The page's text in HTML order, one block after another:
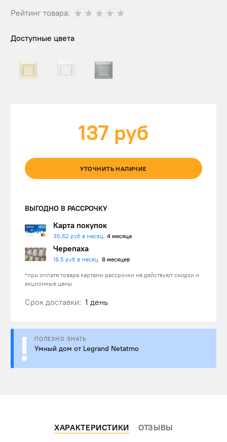
Рейтинг товара:
Доступные цвета
137 руб
УТОЧНИТЬ НАЛИЧИЕ
ВЫГОДНО В РАССРОЧКУ
Карта покупок
35.62 руб в месяц 4 месяца
Черепаха
18.5 руб в месяц 8 месяцев
*при оплате товара картами рассрочки не действуют скидки и
акционные цены
Срок доставки: 1 день
ПОЛЕЗНО ЗНАТЬ
Умный дом от Legrand Netatmo
ХАРАКТЕРИСТИКИ ОТЗЫВЫ